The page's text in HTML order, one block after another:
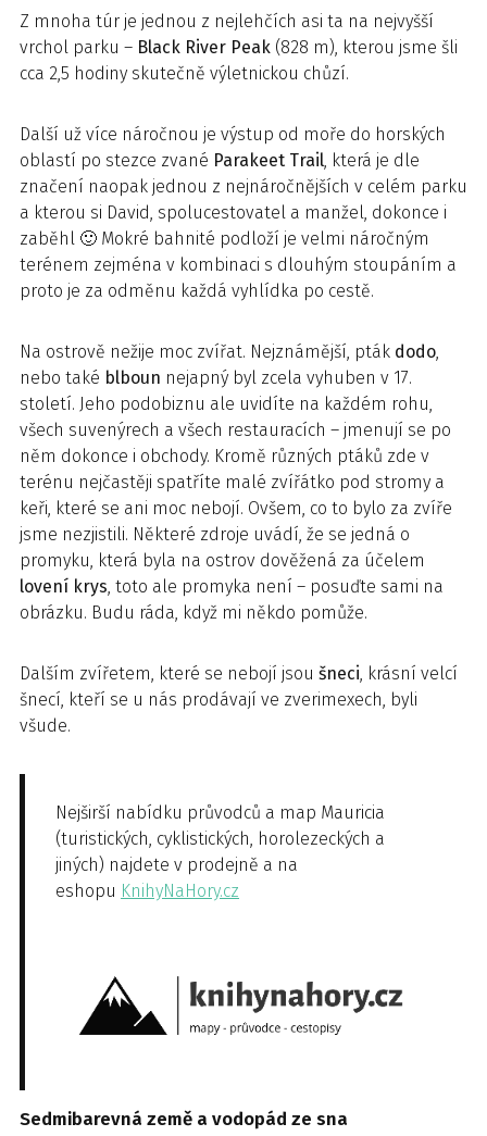
Z mnoha túr je jednou z nejlehčích asi ta na nejvyšší
vrchol parku – Black River Peak (828 m), kterou jsme šli
cca 2,5 hodiny skutečně výletnickou chůzí.
Další už více náročnou je výstup od moře do horských
oblastí po stezce zvané Parakeet Trail, která je dle
značení naopak jednou z nejnáročnějších v celém parku
a kterou si David, spolucestovatel a manžel, dokonce i
zaběhl 🙂 Mokré bahnité podloží je velmi náročným
terénem zejména v kombinaci s dlouhým stoupáním a
proto je za odměnu každá vyhlídka po cestě.
Na ostrově nežije moc zvířat. Nejznámější, pták dodo,
nebo také blboun nejapný byl zcela vyhuben v 17.
století. Jeho podobiznu ale uvidíte na každém rohu,
všech suvenýrech a všech restauracích – jmenují se po
něm dokonce i obchody. Kromě různých ptáků zde v
terénu nejčastěji spatříte malé zvířátko pod stromy a
keři, které se ani moc nebojí. Ovšem, co to bylo za zvíře
jsme nezjistili. Některé zdroje uvádí, že se jedná o
promyku, která byla na ostrov dověžená za účelem
lovení krys, toto ale promyka není – posuďte sami na
obrázku. Budu ráda, když mi někdo pomůže.
Dalším zvířetem, které se nebojí jsou šneci, krásní velcí
šnecí, kteří se u nás prodávají ve zverimexech, byli
všude.
Nejširší nabídku průvodců a map Mauricia
(turistických, cyklistických, horolezeckých a
jiných) najdete v prodejně a na
eshopu KnihyNaHory.cz
Sedmibarevná země a vodopád ze sna